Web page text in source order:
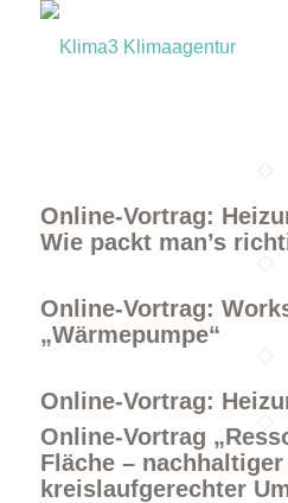
Online-Vortrag:
Wie packt man’s
Online-Vortrag:
„Wärmepumpe“
Online-Vortrag:
Online-Vortrag
Fläche – nachhaltiger
kreislaufgerechter